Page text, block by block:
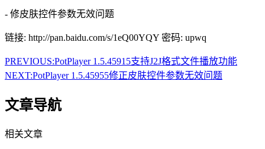
- 修皮肤控件参数无效问题
链接: http://pan.baidu.com/s/1eQ00YQY 密码: upwq
PREVIOUS:PotPlayer 1.5.45915支持J2J格式文件播放功能
NEXT:PotPlayer 1.5.45955修正皮肤控件参数无效问题
文章导航
相关文章